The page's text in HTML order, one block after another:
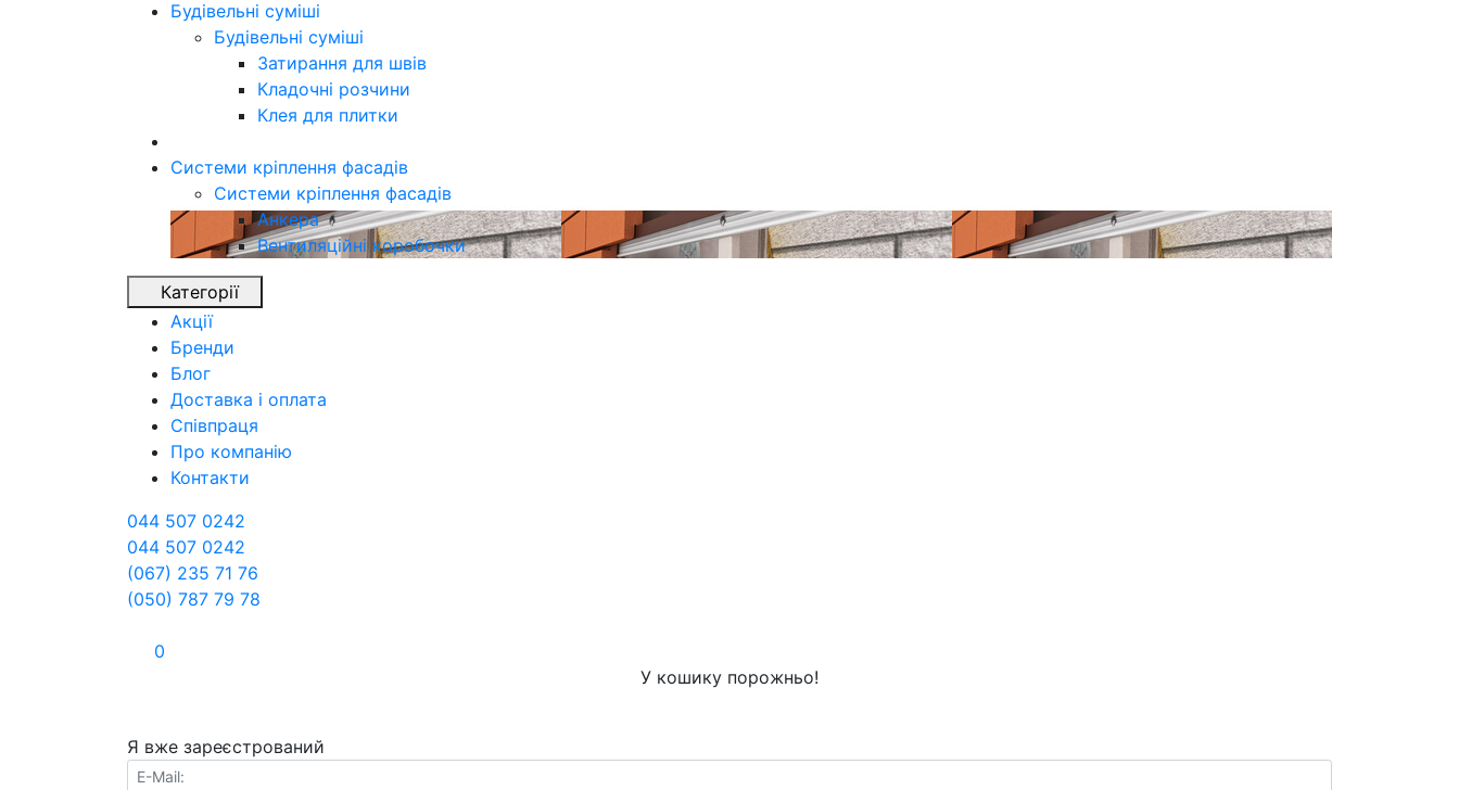
Будівельні суміші
Будівельні суміші
Затирання для швів
Кладочні розчини
Клея для плитки
Системи кріплення фасадів
Системи кріплення фасадів
Анкера
Вентиляційні коробочки
Категорії
Акції
Бренди
Блог
Доставка і оплата
Співпраця
Про компанію
Контакти
044 507 0242
044 507 0242
(067) 235 71 76
(050) 787 79 78
0
У кошику порожньо!
Я вже зареєстрований
E-Mail: